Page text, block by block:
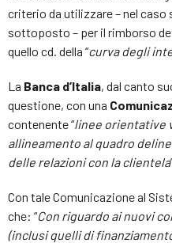
criterio da utilizzare – nel
sottoposto – per il rimborso
quello cd. della “curva degli
La Banca d’Italia, dal canto
questione, con una
contenente “linee orientative
allineamento al quadro
delle relazioni con la clientela
Con tale Comunicazione al
che: “Con riguardo ai nuovi
(inclusi quelli di